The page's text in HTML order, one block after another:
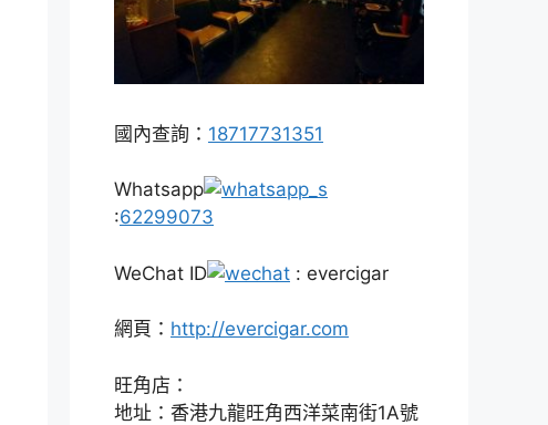
國內查詢： 18717731351
Whatsapp
:62299073
WeChat ID : evercigar
網頁： http://evercigar.com
旺角店：
地址：香港九龍旺角西洋菜南街1A號